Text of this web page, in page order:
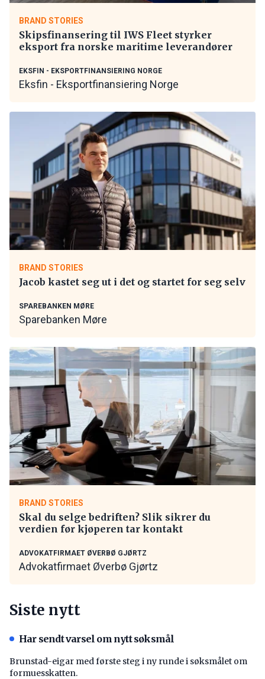
BRAND STORIES
Skipsfinansering til IWS Fleet styrker
eksport fra norske maritime leverandører
EKSFIN - EKSPORTFINANSIERING NORGE
Eksfin - Eksportfinansiering Norge
BRAND STORIES
Jacob kastet seg ut i det og startet for seg selv
SPAREBANKEN MØRE
Sparebanken Møre
BRAND STORIES
Skal du selge bedriften? Slik sikrer du
verdien før kjøperen tar kontakt
ADVOKATFIRMAET ØVERBØ GJØRTZ
Advokatfirmaet Øverbø Gjørtz
Siste nytt
Har sendt varsel om nytt søksmål
Brunstad-eigar med første steg i ny runde i søksmålet om
formuesskatten.